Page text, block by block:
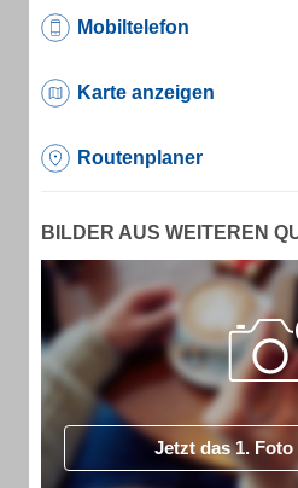
Mobiltelefon
Karte anzeigen
Routenplaner
BILDER AUS WEITEREN
Jetzt das 1.